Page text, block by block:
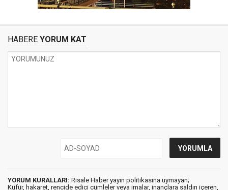
HABERE YORUM KAT
YORUM KURALLARI: Risale Haber yayın politikasına uymayan;
Küfür, hakaret, rencide edici cümleler veya imalar, inançlara saldırı içeren,